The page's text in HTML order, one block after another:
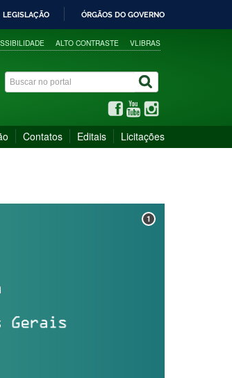
LEGISLAÇÃO ÓRGÃOS DO GOVERNO
ALTO CONTRASTE VLIBRAS
Contatos Editais Licitações
1